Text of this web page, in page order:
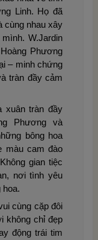
Linh. Họ đã
cùng nhau xây
W.Jardin
Phương
– minh chứng
tràn đầy cảm
xuân tràn đầy
Phương và
bông hoa
màu cam đào
gian tiệc
nơi tình yêu
hoa.
cùng cặp đôi
không chỉ đẹp
động trái tim